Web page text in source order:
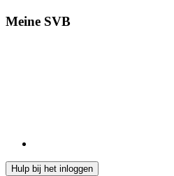
Meine SVB
Hulp bij het inloggen